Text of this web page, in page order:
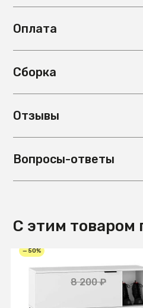
Оплата
Сборка
Отзывы
Вопросы-ответы
С этим товаром
— 50%
8 200 ₽